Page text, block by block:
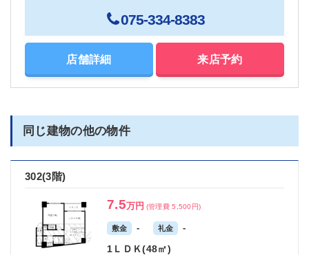
075-334-8383
店舗詳細 来店予約
同じ建物の他の物件
302(3階)
7.5万円 (管理費 5,500円)
敷金 - 礼金 -
1ＬＤＫ(48㎡)